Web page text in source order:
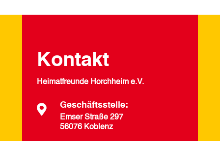
Kontakt
Heimatfreunde Horchheim e.V.
 Geschäftsstelle:
Emser Straße 297
56076 Koblenz